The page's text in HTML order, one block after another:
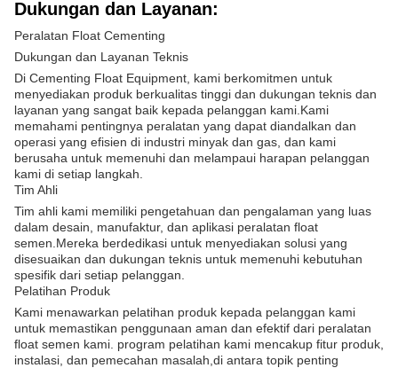
Dukungan dan Layanan:
Peralatan Float Cementing
Dukungan dan Layanan Teknis
Di Cementing Float Equipment, kami berkomitmen untuk
menyediakan produk berkualitas tinggi dan dukungan teknis dan
layanan yang sangat baik kepada pelanggan kami.Kami
memahami pentingnya peralatan yang dapat diandalkan dan
operasi yang efisien di industri minyak dan gas, dan kami
berusaha untuk memenuhi dan melampaui harapan pelanggan
kami di setiap langkah.
Tim Ahli
Tim ahli kami memiliki pengetahuan dan pengalaman yang luas
dalam desain, manufaktur, dan aplikasi peralatan float
semen.Mereka berdedikasi untuk menyediakan solusi yang
disesuaikan dan dukungan teknis untuk memenuhi kebutuhan
spesifik dari setiap pelanggan.
Pelatihan Produk
Kami menawarkan pelatihan produk kepada pelanggan kami
untuk memastikan penggunaan aman dan efektif dari peralatan
float semen kami. program pelatihan kami mencakup fitur produk,
instalasi, dan pemecahan masalah,di antara topik penting